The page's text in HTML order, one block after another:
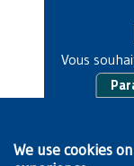
Vous
l'un
We use cookies